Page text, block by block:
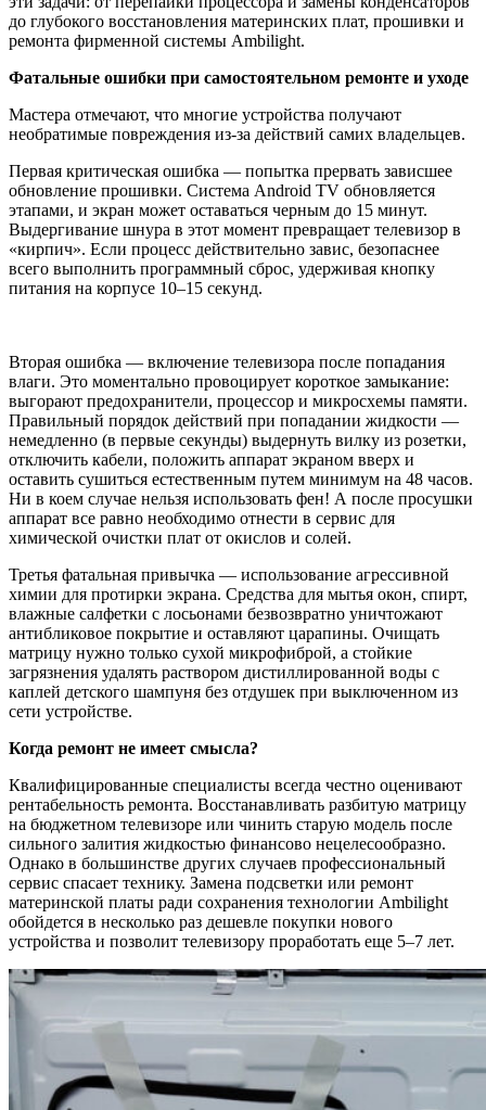
до глубокого восстановления материнских плат, прошивки и
ремонта фирменной системы Ambilight.
Фатальные ошибки при самостоятельном ремонте и уходе
Мастера отмечают, что многие устройства получают
необратимые повреждения из-за действий самих владельцев.
Первая критическая ошибка — попытка прервать зависшее
обновление прошивки. Система Android TV обновляется
этапами, и экран может оставаться черным до 15 минут.
Выдергивание шнура в этот момент превращает телевизор в
«кирпич». Если процесс действительно завис, безопаснее
всего выполнить программный сброс, удерживая кнопку
питания на корпусе 10–15 секунд.
Вторая ошибка — включение телевизора после попадания
влаги. Это моментально провоцирует короткое замыкание:
выгорают предохранители, процессор и микросхемы памяти.
Правильный порядок действий при попадании жидкости —
немедленно (в первые секунды) выдернуть вилку из розетки,
отключить кабели, положить аппарат экраном вверх и
оставить сушиться естественным путем минимум на 48 часов.
Ни в коем случае нельзя использовать фен! А после просушки
аппарат все равно необходимо отнести в сервис для
химической очистки плат от окислов и солей.
Третья фатальная привычка — использование агрессивной
химии для протирки экрана. Средства для мытья окон, спирт,
влажные салфетки с лосьонами безвозвратно уничтожают
антибликовое покрытие и оставляют царапины. Очищать
матрицу нужно только сухой микрофиброй, а стойкие
загрязнения удалять раствором дистиллированной воды с
каплей детского шампуня без отдушек при выключенном из
сети устройстве.
Когда ремонт не имеет смысла?
Квалифицированные специалисты всегда честно оценивают
рентабельность ремонта. Восстанавливать разбитую матрицу
на бюджетном телевизоре или чинить старую модель после
сильного залития жидкостью финансово нецелесообразно.
Однако в большинстве других случаев профессиональный
сервис спасает технику. Замена подсветки или ремонт
материнской платы ради сохранения технологии Ambilight
обойдется в несколько раз дешевле покупки нового
устройства и позволит телевизору проработать еще 5–7 лет.